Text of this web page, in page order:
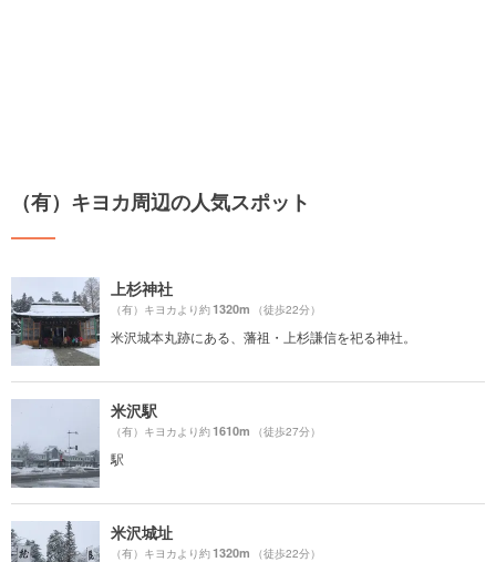
（有）キヨカ周辺の人気スポット
上杉神社
（有）キヨカより約1320m （徒歩22分）
米沢城本丸跡にある、藩祖・上杉謙信を祀る神社。
米沢駅
（有）キヨカより約1610m （徒歩27分）
駅
米沢城址
（有）キヨカより約1320m （徒歩22分）